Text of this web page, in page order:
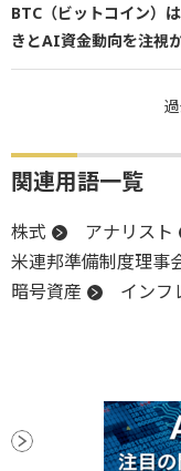
BTC（ビットコイン）
きとAI資金動向を注視
関連用語一覧
株式 アナリスト
米連邦準備制度理事
暗号資産
インフ
ビットコイ